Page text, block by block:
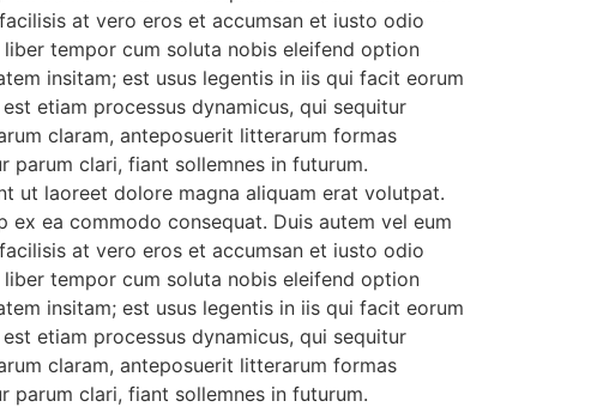
at vero eros et accumsan et iusto odio
tempor cum soluta nobis eleifend option
insitam; est usus legentis in iis qui facit eorum
etiam processus dynamicus, qui sequitur
claram, anteposuerit litterarum formas
parum clari, fiant sollemnes in futurum.
ut laoreet dolore magna aliquam erat volutpat.
ea commodo consequat. Duis autem vel eum
at vero eros et accumsan et iusto odio
tempor cum soluta nobis eleifend option
insitam; est usus legentis in iis qui facit eorum
etiam processus dynamicus, qui sequitur
claram, anteposuerit litterarum formas
parum clari, fiant sollemnes in futurum.